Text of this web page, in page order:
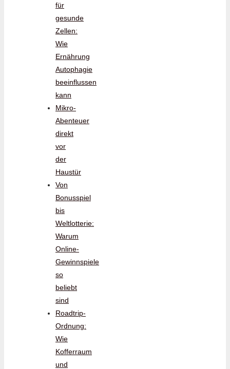
für
gesunde
Zellen:
Wie
Ernährung
Autophagie
beeinflussen
kann
Mikro-
Abenteuer
direkt
vor
der
Haustür
Von
Bonusspiel
bis
Weltlotterie:
Warum
Online-
Gewinnspiele
so
beliebt
sind
Roadtrip-
Ordnung:
Wie
Kofferraum
und